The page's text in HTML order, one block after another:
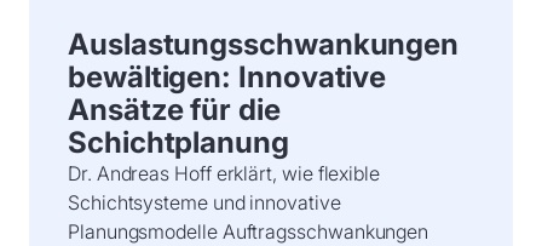
Auslastungsschwankungen
bewältigen: Innovative
Ansätze für die
Schichtplanung
Dr. Andreas Hoff erklärt, wie flexible
Schichtsysteme und innovative
Planungsmodelle Auftragsschwankungen